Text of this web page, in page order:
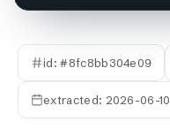
id: #8fc8bb304e09
extracted: 2026-06-10